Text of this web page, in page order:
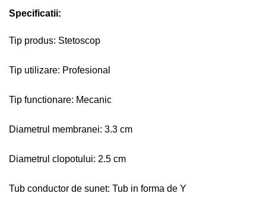
Specificatii:
Tip produs: Stetoscop
Tip utilizare: Profesional
Tip functionare: Mecanic
Diametrul membranei: 3.3 cm
Diametrul clopotului: 2.5 cm
Tub conductor de sunet: Tub in forma de Y